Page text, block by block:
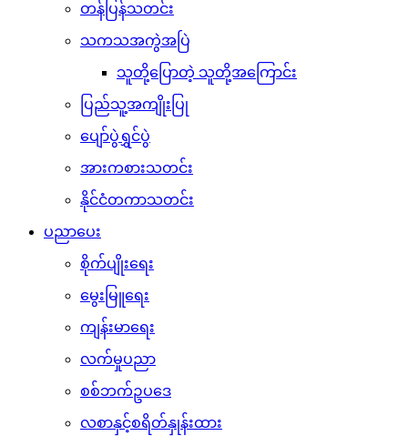
တန်ပြန်သတင်း
သကသအကွဲအပြဲ
သူတို့ပြောတဲ့ သူတို့အကြောင်း
ပြည်သူ့အကျိုးပြု
ပျော်ပွဲရွှင်ပွဲ
အားကစားသတင်း
နိုင်ငံတကာသတင်း
ပညာပေး
စိုက်ပျိုးရေး
မွေးမြူရေး
ကျန်းမာရေး
လက်မှုပညာ
စစ်ဘက်ဥပဒေ
လစာနှင့်စရိတ်နှုန်းထား